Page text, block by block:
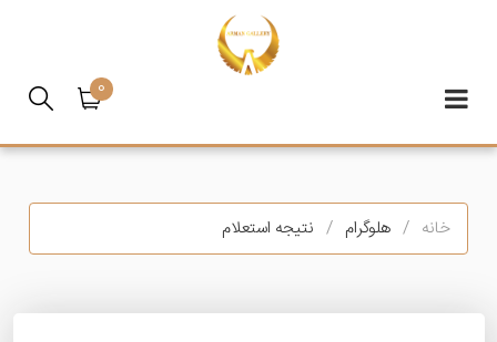
0
خانه هلوگرام نتیجه استعلام